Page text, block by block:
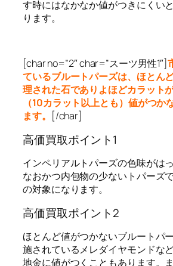
す時にはなかなか値がつきにくい
ります。
[char no=”2″ char=”スーツ男性1″]
ているブルートパーズは、ほとん
理された石でありよほどカラット
（10カラット以上とも）値がつか
ます。 [/char]
高価買取ポイント1
インペリアルトパーズの色味がは
なおかつ内包物の少ないトパーズ
の対象になります。
高価買取ポイント2
ほとんど値がつかないブルートパ
施されているメレダイヤモンドな
地金に値がつくこともあります。